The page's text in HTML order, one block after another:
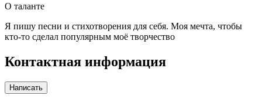
О таланте
Я пишу песни и стихотворения для себя. Моя мечта, чтобы
кто-то сделал популярным моё творчество
Контактная информация
Написать